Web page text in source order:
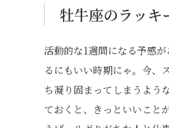
牡牛座のラッキ
活動的な1週間になる予感
るにもいい時期にゃ。今、
ち凝り固まってしまうよう
ておくと、きっといいこと